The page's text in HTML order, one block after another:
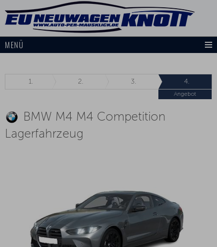
MENÜ
1. 2. 3. 4.
Angebot
BMW M4 M4 Competition
Lagerfahrzeug